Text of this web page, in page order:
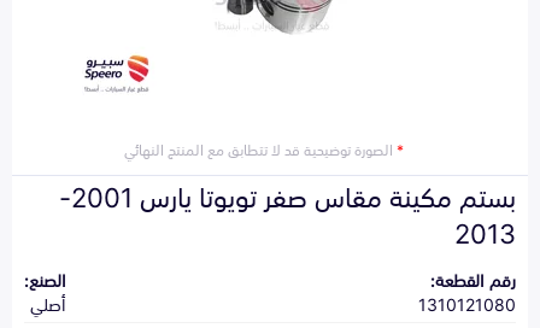
*الصورة توضيحية قد لا تتطابق مع المنتج النهائي
بستم مكينة مقاس صفر تويوتا يارس 2001-
2013
رقم القطعة:
1310121080
الصنع:
أصلي